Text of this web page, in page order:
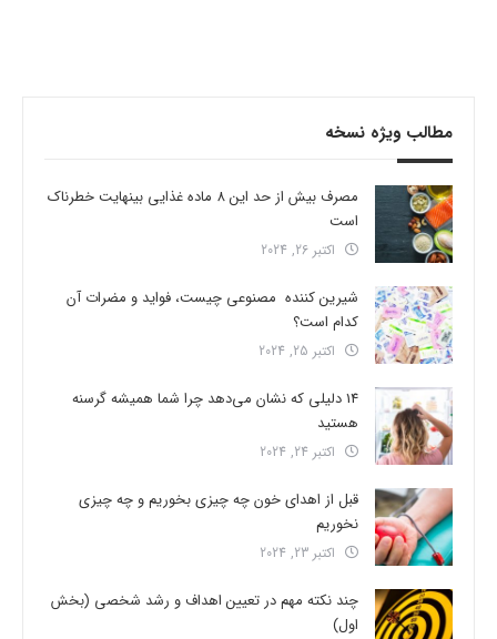
مطالب ویژه نسخه
مصرف بیش از حد این 8 ماده غذایی بینهایت خطرناک
است
اکتبر 26, 2024
شیرین کننده مصنوعی چیست، فواید و مضرات آن
کدام است؟
اکتبر 25, 2024
14 دلیلی که نشان می‌دهد چرا شما همیشه گرسنه
هستید
اکتبر 24, 2024
قبل از اهدای خون چه چیزی بخوریم و چه چیزی
نخوریم
اکتبر 23, 2024
چند نکته مهم در تعیین اهداف و رشد شخصی (بخش
اول)